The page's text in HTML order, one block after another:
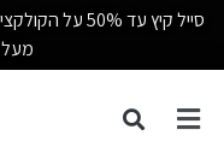
סייל קיץ עד
מעל 249 ש״ח